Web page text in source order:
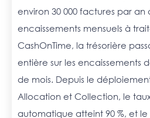
environ 30 000 factures par an
encaissements mensuels à
CashOnTime, la trésorière
entière sur les encaissements
de mois. Depuis le
Allocation et Collection, le
automatique atteint 90 %, et